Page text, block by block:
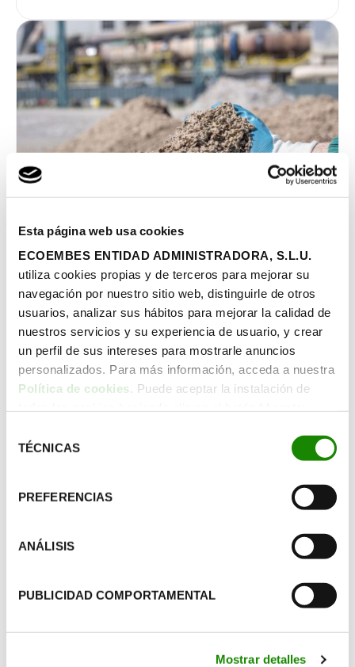
Esta página web usa cookies
ECOEMBES ENTIDAD ADMINISTRADORA, S.L.U.
utiliza cookies propias y de terceros para mejorar su
navegación por nuestro sitio web, distinguirle de otros
usuarios, analizar sus hábitos para mejorar la calidad de
nuestros servicios y su experiencia de usuario, y crear
un perfil de sus intereses para mostrarle anuncios
personalizados. Para más información, acceda a nuestra
Política de cookies. Puede aceptar la instalación de
botón “Configurar cookies”, o rechazar su instalación,
TÉCNICAS
PREFERENCIAS
ANÁLISIS
PUBLICIDAD COMPORTAMENTAL
Mostrar detalles
Waste to energy: La última solución que
cierra el ciclo antes del vertedero
GESTIÓN DE RESIDUOS
En los últimos años, algunos problemas
ambientales han resaltado la importancia de
gestionar correctamente nuestros residuos, que
deberán reducirse considerablemente si
queremos mitigar el cambio climático y conservar
término Waste to energy.